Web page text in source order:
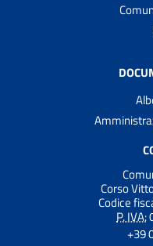
Corso
Codice
P. IVA:
+39